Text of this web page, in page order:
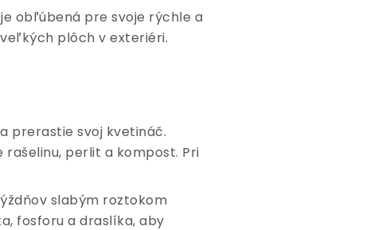
obľúbená pre svoje rýchle a
plôch v exteriéri.
prerastie svoj kvetináč.
perlit a kompost. Pri
slabým roztokom
fosforu a draslíka, aby